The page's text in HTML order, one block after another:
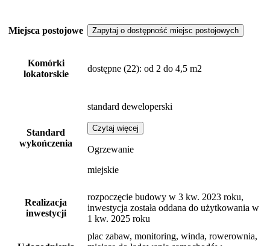
Miejsca postojowe Zapytaj o dostępność miejsc postojowych
Komórki
lokatorskie
dostępne (22): od 2 do 4,5 m2
Standard
wykończenia
standard deweloperski
Czytaj więcej
Ogrzewanie
miejskie
Realizacja
inwestycji
rozpoczęcie budowy w 3 kw. 2023 roku,
inwestycja została oddana do użytkowania w
1 kw. 2025 roku
plac zabaw, monitoring, winda, rowerownia,